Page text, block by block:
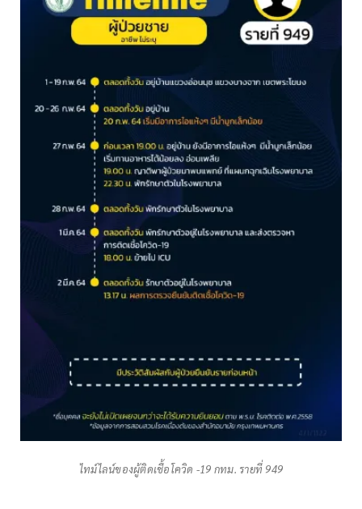
ไทม์ไลน์ของผู้ติดเชื้อโควิด -19 กทม. รายที่ 949